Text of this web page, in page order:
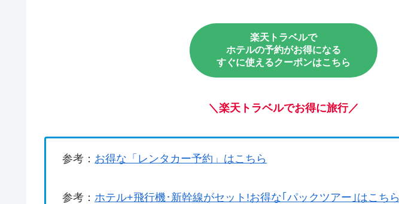
楽天トラベルで
ホテルの予約がお得になる
すぐに使えるクーポンはこちら
＼ 楽天トラベルでお得に旅行／
参考： お得な「レンタカー予約」はこちら
参考： ホテル+飛行機･新幹線がセット!お得な｢パックツアー｣はこちら